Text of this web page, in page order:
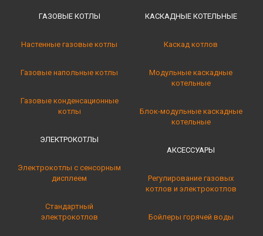
ГАЗОВЫЕ КОТЛЫ
Настенные газовые котлы
Газовые напольные котлы
Газовые конденсационные
котлы
ЭЛЕКТРОКОТЛЫ
Электрокотлы с сенсорным
дисплеем
Стандартный
электрокотлов
КАСКАДНЫЕ КОТЕЛЬНЫE
Каскад котлов
Модульные каскадные
котельные
Блок-модульные каскадные
котельные
АКСЕССУАРЫ
Регулирование газовых
котлов и электрокотлов
Бойлеры горячей воды